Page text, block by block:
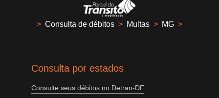
> Consulta de débitos > Multas > MG >
Consulta por estados
Consulte seus débitos no Detran-DF